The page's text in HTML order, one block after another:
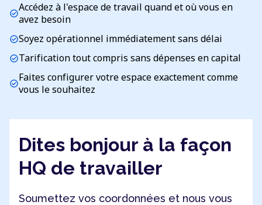
check_circleAccédez à l'espace de travail quand et où vous en
avez besoin
check_circleSoyez opérationnel immédiatement sans délai
check_circleTarification tout compris sans dépenses en capital
check_circleFaites configurer votre espace exactement comme
vous le souhaitez
Dites bonjour à la façon
HQ de travailler
Soumettez vos coordonnées et nous vous